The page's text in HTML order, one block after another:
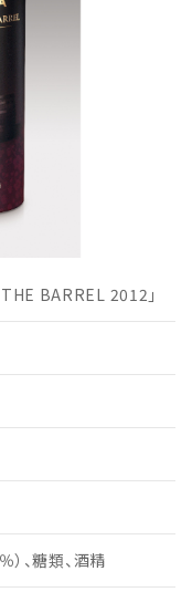
BARREL 2012」
、糖類、酒精